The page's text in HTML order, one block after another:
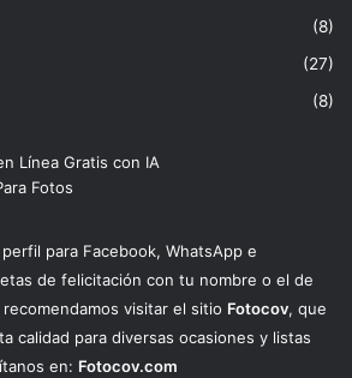
(8)
(27)
(8)
Línea Gratis con IA
Fotos
para Facebook, WhatsApp e
de felicitación con tu nombre o el de
visitar el sitio Fotocov, que
calidad para diversas ocasiones y listas
en: Fotocov.com